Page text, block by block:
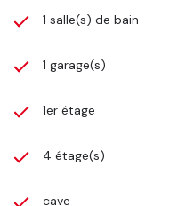
1 salle(s) de bain
1 garage(s)
1er étage
4 étage(s)
cave